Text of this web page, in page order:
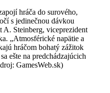
hráča do surového,
s jedinečnou dávkou
A. Steinberg, viceprezident
„Atmosférické napätie a
hráčom bohatý zážitok
ešte na predchádzajúcich
GamesWeb.sk)